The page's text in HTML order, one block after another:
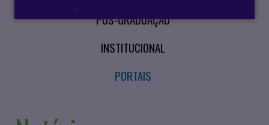
.
PÓS-GRADUAÇÃO
INSTITUCIONAL
PORTAIS